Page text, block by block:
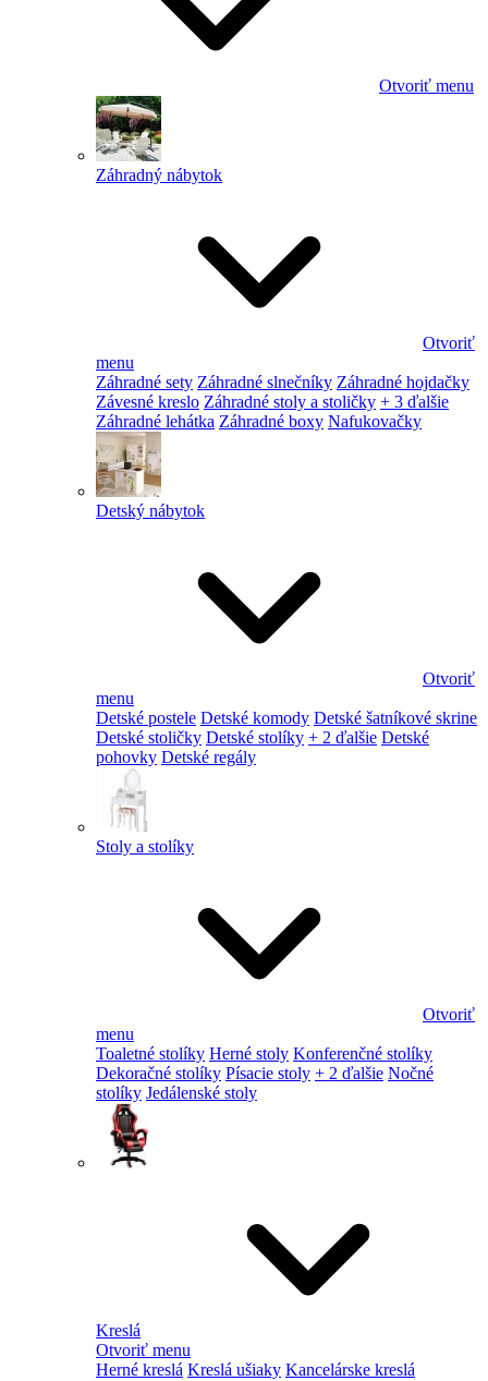
Otvoriť menu
Záhradný nábytok
Otvoriť
menu
Záhradné sety Záhradné slnečníky Záhradné hojdačky
Závesné kreslo Záhradné stoly a stoličky + 3 ďalšie
Záhradné lehátka Záhradné boxy Nafukovačky
Detský nábytok
Otvoriť
menu
Detské postele Detské komody Detské šatníkové skrine
Detské stoličky Detské stolíky + 2 ďalšie Detské
pohovky Detské regály
Stoly a stolíky
Otvoriť
menu
Toaletné stolíky Herné stoly Konferenčné stolíky
Dekoračné stolíky Písacie stoly + 2 ďalšie Nočné
stolíky Jedálenské stoly
Kreslá
Otvoriť menu
Herné kreslá Kreslá ušiaky Kancelárske kreslá